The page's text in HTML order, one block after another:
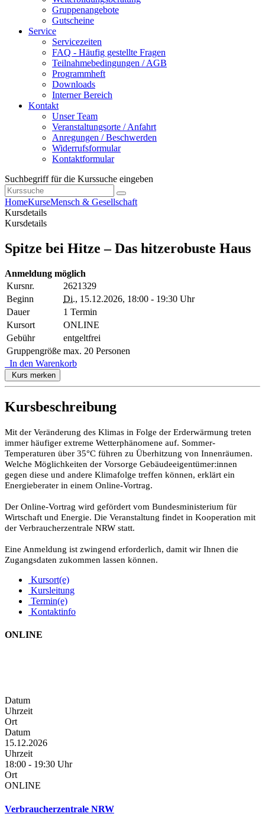
Gruppenangebote
Gutscheine
Service
Servicezeiten
FAQ - Häufig gestellte Fragen
Teilnahmebedingungen / AGB
Programmheft
Downloads
Interner Bereich
Kontakt
Unser Team
Veranstaltungsorte / Anfahrt
Anregungen / Beschwerden
Widerrufsformular
Kontaktformular
Suchbegriff für die Kurssuche eingeben
HomeKurseMensch & Gesellschaft
Kursdetails
Kursdetails
Spitze bei Hitze – Das hitzerobuste Haus
Anmeldung möglich
Kursnr.
2621329
Beginn
Di., 15.12.2026, 18:00 - 19:30 Uhr
Dauer
1 Termin
Kursort
ONLINE
Gebühr
entgeltfrei
Gruppengröße max. 20 Personen
In den Warenkorb
Kurs merken
Kursbeschreibung
Mit der Veränderung des Klimas in Folge der Erderwärmung treten
immer häufiger extreme Wetterphänomene auf. Sommer-
Temperaturen über 35°C führen zu Überhitzung von Innenräumen.
Welche Möglichkeiten der Vorsorge Gebäudeeigentümer:innen
gegen diese und andere Klimafolge treffen können, erklärt ein
Energieberater in einem Online-Vortrag.
Der Online-Vortrag wird gefördert vom Bundesministerium für
Wirtschaft und Energie. Die Veranstaltung findet in Kooperation mit
der Verbraucherzentrale NRW statt.
Eine Anmeldung ist zwingend erforderlich, damit wir Ihnen die
Zugangsdaten zukommen lassen können.
Kursort(e)
Kursleitung
Termin(e)
Kontaktinfo
ONLINE
Datum
Uhrzeit
Ort
Datum
15.12.2026
Uhrzeit
18:00 - 19:30 Uhr
Ort
ONLINE
Verbraucherzentrale NRW